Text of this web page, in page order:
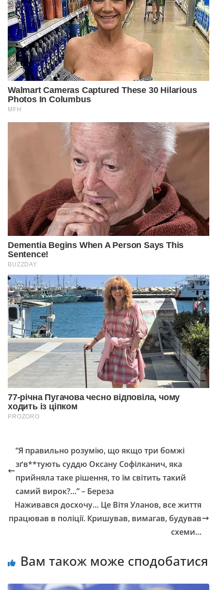
“Я правильно розумію, що якщо три бомжі
зґв**тyють суддю Оксану Софілканич, яка
прийняла таке рішення, то їм світить такий
самий вирок?…” – Береза
Наживався досхочу… Це Вітя Уланов, все життя
працював в поліції. Кришував, вимагав, будував
схеми…
Вам також може сподобатися